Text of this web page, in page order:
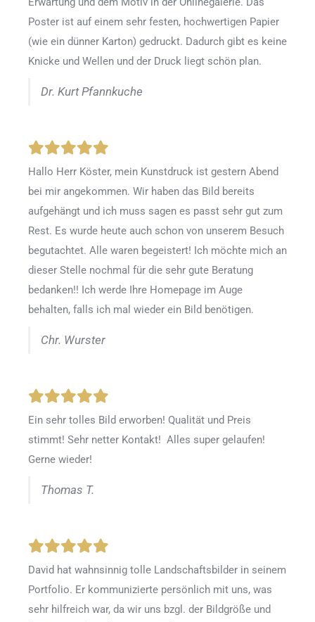
Poster ist auf einem sehr festen, hochwertigen Papier
(wie ein dünner Karton) gedruckt. Dadurch gibt es keine
Knicke und Wellen und der Druck liegt schön plan.
Dr. Kurt Pfannkuche
Hallo Herr Köster, mein Kunstdruck ist gestern Abend
bei mir angekommen. Wir haben das Bild bereits
aufgehängt und ich muss sagen es passt sehr gut zum
Rest. Es wurde heute auch schon von unserem Besuch
begutachtet. Alle waren begeistert! Ich möchte mich an
dieser Stelle nochmal für die sehr gute Beratung
bedanken!! Ich werde Ihre Homepage im Auge
behalten, falls ich mal wieder ein Bild benötigen.
Chr. Wurster
Ein sehr tolles Bild erworben! Qualität und Preis
stimmt! Sehr netter Kontakt! Alles super gelaufen!
Gerne wieder!
Thomas T.
David hat wahnsinnig tolle Landschaftsbilder in seinem
Portfolio. Er kommunizierte persönlich mit uns, was
sehr hilfreich war, da wir uns bzgl. der Bildgröße und